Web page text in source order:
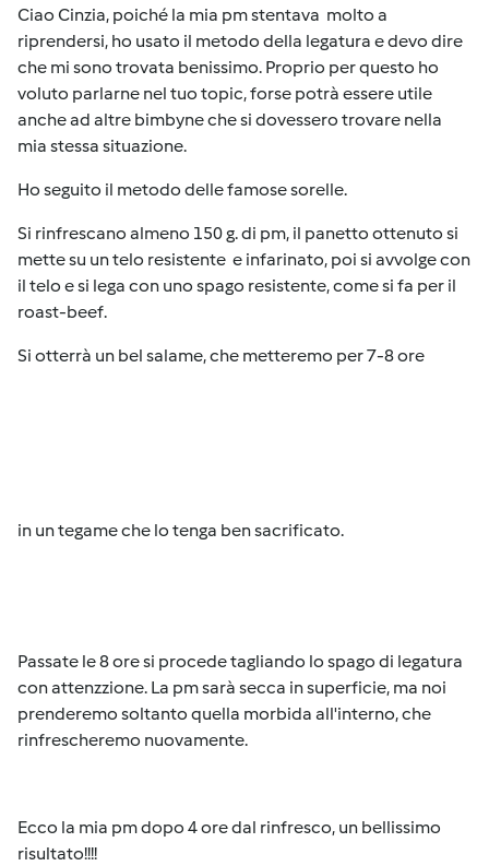
Ciao Cinzia, poiché la mia pm stentava molto a
riprendersi, ho usato il metodo della legatura e devo dire
che mi sono trovata benissimo. Proprio per questo ho
voluto parlarne nel tuo topic, forse potrà essere utile
anche ad altre bimbyne che si dovessero trovare nella
mia stessa situazione.
Ho seguito il metodo delle famose sorelle.
Si rinfrescano almeno 150 g. di pm, il panetto ottenuto si
mette su un telo resistente e infarinato, poi si avvolge con
il telo e si lega con uno spago resistente, come si fa per il
roast-beef.
Si otterrà un bel salame, che metteremo per 7-8 ore
in un tegame che lo tenga ben sacrificato.
Passate le 8 ore si procede tagliando lo spago di legatura
con attenzzione. La pm sarà secca in superficie, ma noi
prenderemo soltanto quella morbida all'interno, che
rinfrescheremo nuovamente.
Ecco la mia pm dopo 4 ore dal rinfresco, un bellissimo
risultato!!!!